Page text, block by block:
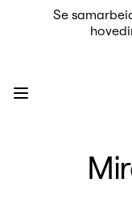
Utvalgt
Se